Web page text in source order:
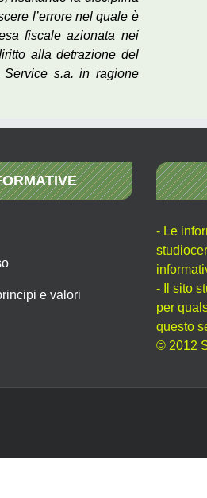
l’errore nel quale è
fiscale azionata nei
alla detrazione del
s.a. in ragione
e valori
- Le
- Il sito
per
questo
© 2012